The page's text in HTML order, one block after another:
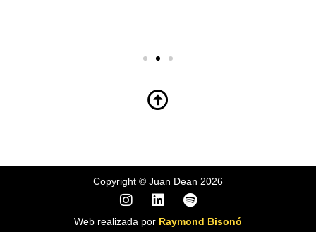
Copyright © Juan Dean 2026
Web realizada por Raymond Bisonó